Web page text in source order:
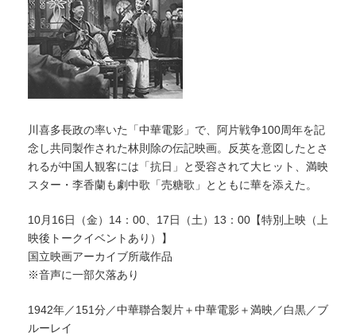
川喜多長政の率いた「中華電影」で、阿片戦争100周年を記
念し共同製作された林則除の伝記映画。反英を意図したとさ
れるが中国人観客には「抗日」と受容されて大ヒット、満映
スター・李香蘭も劇中歌「売糖歌」とともに華を添えた。
10月16日（金）14：00、17日（土）13：00【特別上映（上
映後トークイベントあり）】
国立映画アーカイブ所蔵作品
※音声に一部欠落あり
1942年／151分／中華聯合製片＋中華電影＋満映／白黒／ブ
ルーレイ